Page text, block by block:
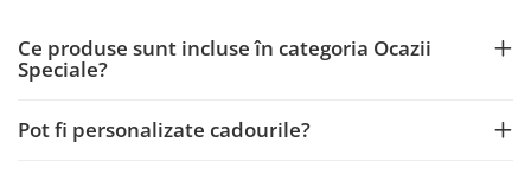
Ce produse sunt incluse în categoria Ocazii
Speciale?
Pot fi personalizate cadourile?